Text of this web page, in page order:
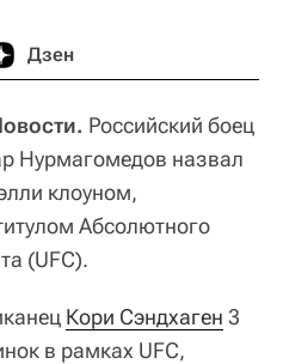
Дзен
Российский боец
Нурмагомедов назвал
клоуном,
Абсолютного
(UFC).
Кори Сэндхаген 3
в рамках UFC,